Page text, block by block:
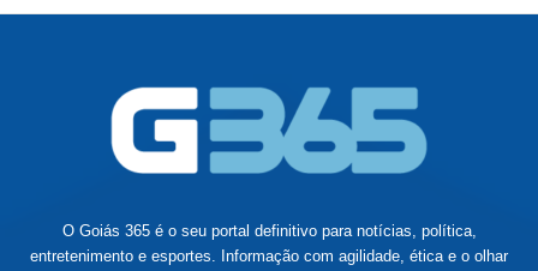
O Goiás 365 é o seu portal definitivo para notícias, política,
entretenimento e esportes. Informação com agilidade, ética e o olhar